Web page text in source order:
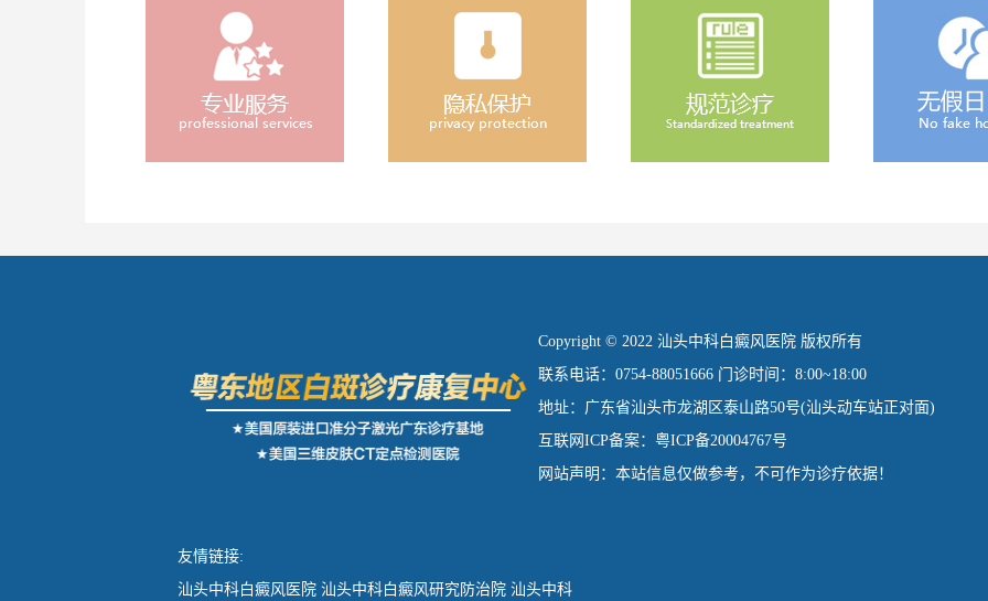
Copyright © 2022 汕头中科白癜风医院 版权所有
联系电话：0754-88051666 门诊时间：8:00~18:00
地址：广东省汕头市龙湖区泰山路50号(汕头动车站正对面)
互联网ICP备案：粤ICP备20004767号
网站声明：本站信息仅做参考，不可作为诊疗依据！
友情链接:
汕头中科白癜风医院 汕头中科白癜风研究防治院 汕头中科